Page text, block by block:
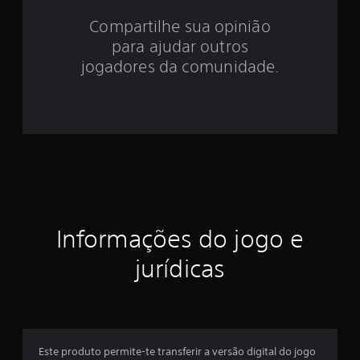
r
a
u
Compartilhe sua opinião
para ajudar outros
jogadores da comunidade.
Informações do jogo e
jurídicas
Este produto permite-te transferir a versão digital do jogo